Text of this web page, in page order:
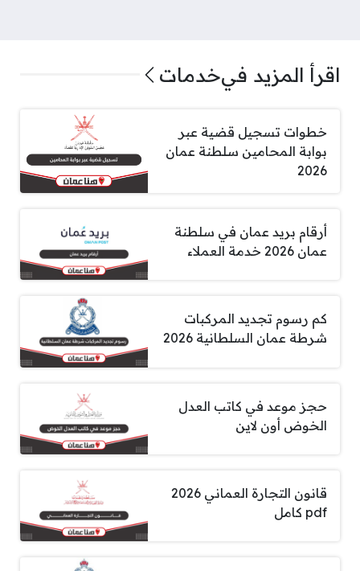
اقرأ المزيد فيخدمات
خطوات تسجيل قضية عبر
بوابة المحامين سلطنة عمان
2026
أرقام بريد عمان في سلطنة
عمان 2026 خدمة العملاء
كم رسوم تجديد المركبات
شرطة عمان السلطانية 2026
حجز موعد في كاتب العدل
الخوض أون لاين
قانون التجارة العماني 2026
pdf كامل